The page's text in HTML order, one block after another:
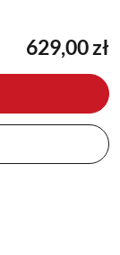
629,00 zł